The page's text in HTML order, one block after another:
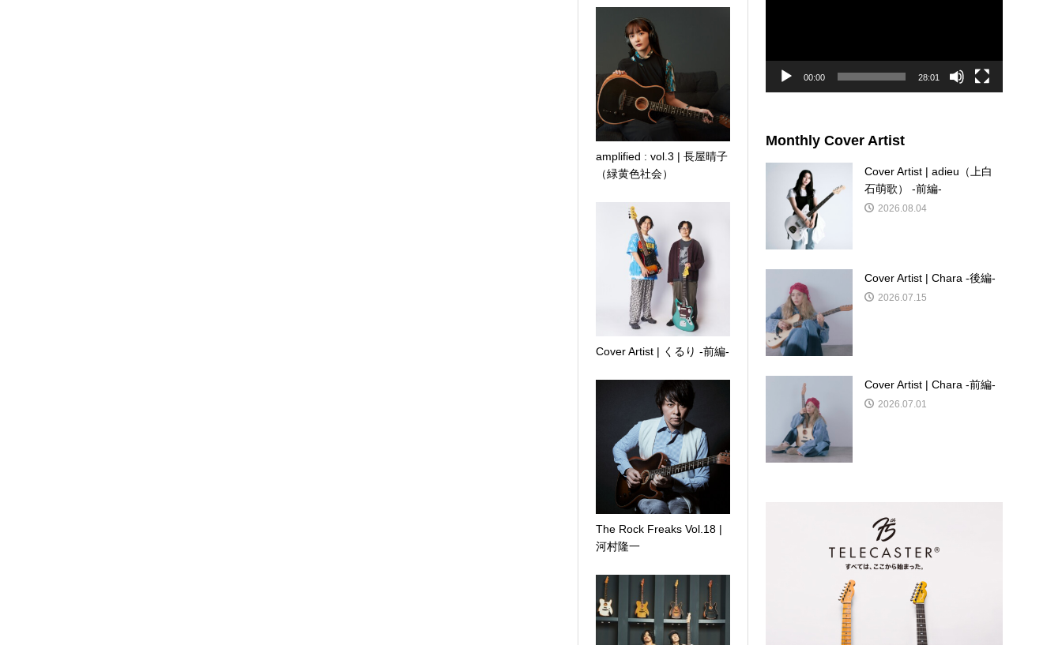
amplified : vol.3 | 長屋晴子
（緑黄色社会）
Cover Artist | くるり -前編-
The Rock Freaks Vol.18 |
河村隆一
00:00 28:01
Monthly Cover Artist
Cover Artist | adieu（上白
石萌歌） -前編-
2026.08.04
Cover Artist | Chara -後編-
2026.07.15
Cover Artist | Chara -前編-
2026.07.01